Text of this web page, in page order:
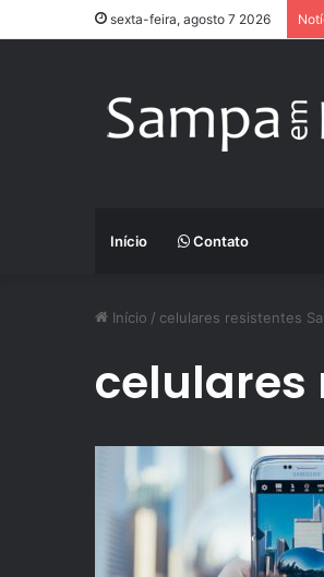
sexta-feira, agosto 7 2026
Início Contato
Início / celulares resistentes
celulares